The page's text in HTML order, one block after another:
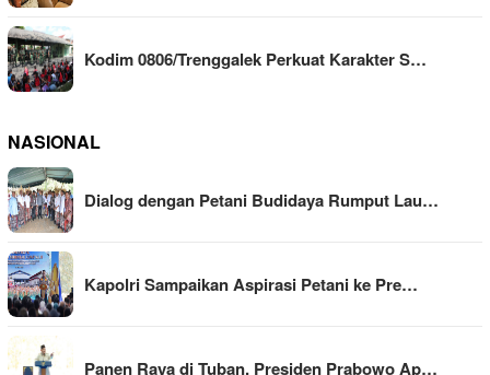
Kodim 0806/Trenggalek Perkuat Karakter S…
NASIONAL
Dialog dengan Petani Budidaya Rumput Lau…
Kapolri Sampaikan Aspirasi Petani ke Pre…
Panen Raya di Tuban, Presiden Prabowo Ap…